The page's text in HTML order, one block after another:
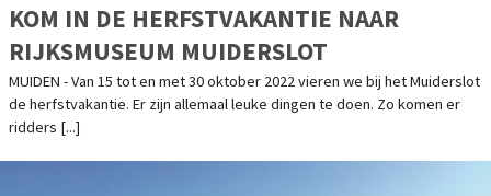
KOM IN DE HERFSTVAKANTIE NAAR
RIJKSMUSEUM MUIDERSLOT
MUIDEN - Van 15 tot en met 30 oktober 2022 vieren we bij het Muiderslot
de herfstvakantie. Er zijn allemaal leuke dingen te doen. Zo komen er
ridders [...]